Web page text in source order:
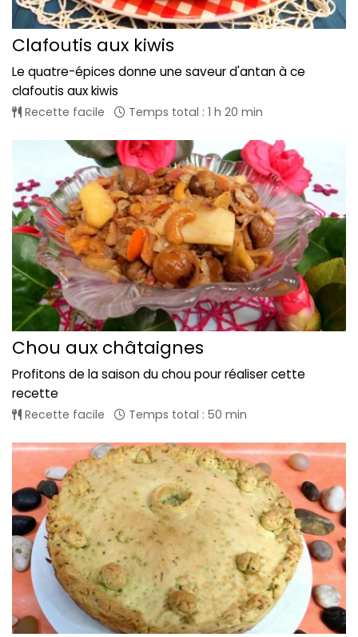
Clafoutis aux kiwis
Le quatre-épices donne une saveur d'antan à ce
clafoutis aux kiwis
Recette facile Temps total : 1 h 20 min
Chou aux châtaignes
Profitons de la saison du chou pour réaliser cette
recette
Recette facile Temps total : 50 min